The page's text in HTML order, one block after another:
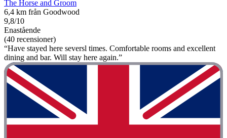
The Horse and Groom
6,4 km från Goodwood
9,8/10
Enastående
(40 recensioner)
“Have stayed here seversl times. Comfortable rooms and excellent
dining and bar. Will stay here again.”